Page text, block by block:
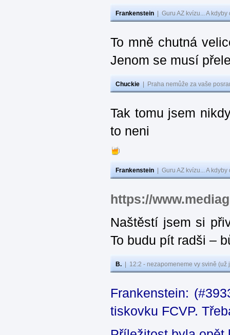
Frankenstein Guru AZ kvízu... A
To mně chutná
Jenom se musí
Chuckie Praha nemůže za vaše
Tak tomu jsem
to neni
Frankenstein Guru AZ kvízu... A
https://
Naštěstí jsem si
To budu pít radši –
B. 12:2 - nezapomeneme vy svině
Frankenstein:
tiskovku FCVP.